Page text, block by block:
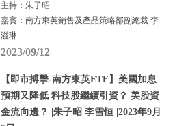
主持：朱子昭
嘉賓：南方東英銷售及產品策略部副總裁 李
溢琳
2023/09/12
【即市搏擊-南方東英ETF】美國加息
預期又降低 科技股繼續引資？ 美股資
金流向邊？ |朱子昭 李雪恒 |2023年9月